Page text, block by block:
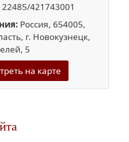
421743001
Россия, 654005,
г. Новокузнецк,
5
на карте